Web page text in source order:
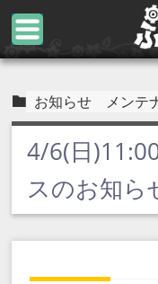
お知らせ メンテ
4/6(日
スのお知ら